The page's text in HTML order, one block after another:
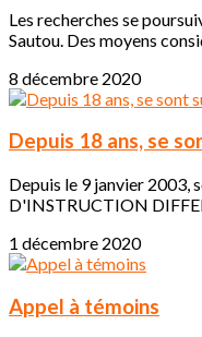
Les recherches se
Sautou. Des moyens
8 décembre 2020
Depuis 18 ans, se
Depuis le 9 janvier 2003,
D'INSTRUCTION
1 décembre 2020
Appel à témoins